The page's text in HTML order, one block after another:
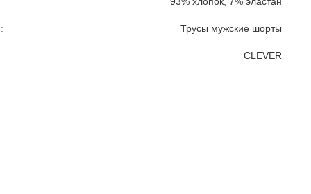
Трусы мужские шорты
CLEVER